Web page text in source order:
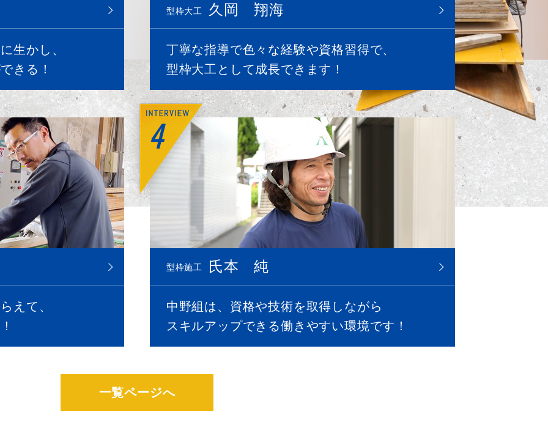
生かし、
きる！
型枠大工 久岡 翔海
丁寧な指導で色々な経験や資格習得で、
型枠大工として成長できます！
えて、
4
型枠施工 氏本 純
中野組は、資格や技術を取得しながら
スキルアップできる働きやすい環境です！
一覧ページへ